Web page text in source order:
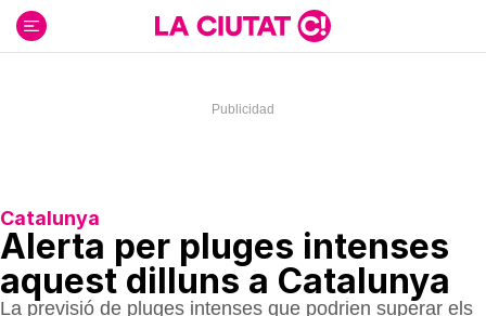
contenido
Catalunya
Alerta per pluges intenses
aquest dilluns a Catalunya
La previsió de pluges intenses que podrien superar els